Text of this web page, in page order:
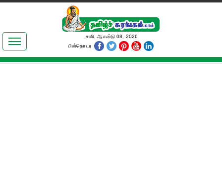
இலக்கியங்கள்
தமிழ் உலகம்
சனி, ஆகஸ்டு 08, 2026
பின்தொடர